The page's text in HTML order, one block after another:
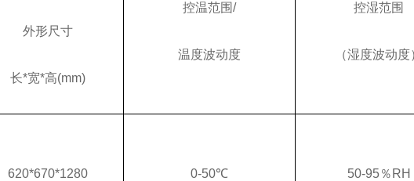
外形尺寸
长*宽*高(mm)
控温范围/
温度波动度
控湿范围
（湿度波动度
620*670*1280 0-50℃ 50-95％RH